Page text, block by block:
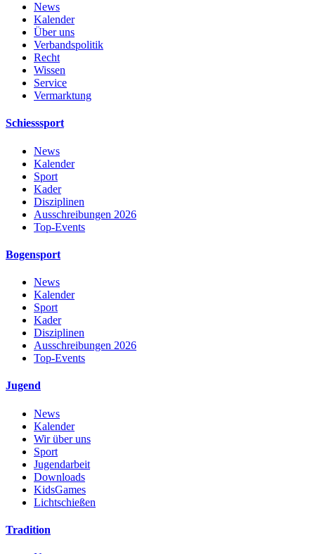
News
Kalender
Über uns
Verbandspolitik
Recht
Wissen
Service
Vermarktung
Schiesssport
News
Kalender
Sport
Kader
Disziplinen
Ausschreibungen 2026
Top-Events
Bogensport
News
Kalender
Sport
Kader
Disziplinen
Ausschreibungen 2026
Top-Events
Jugend
News
Kalender
Wir über uns
Sport
Jugendarbeit
Downloads
KidsGames
Lichtschießen
Tradition